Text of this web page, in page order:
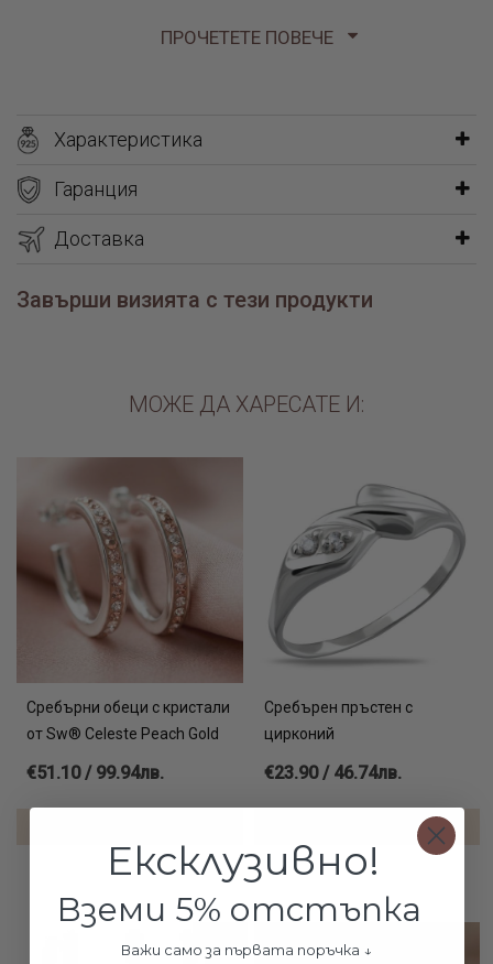
ПРОЧЕТЕТЕ ПОВЕЧЕ
Характеристика
Гаранция
Доставка
Завърши визията с тези продукти
МОЖЕ ДА ХАРЕСАТЕ И:
Сребърни обеци с кристали
от Sw® Celeste Peach Gold
€51.10 / 99.94лв.
Сребърен пръстен с
цирконий
€23.90 / 46.74лв.
ДОБАВИ В КОЛИЧКАТА
Ексклузивно!
Вземи 5% отстъпка
Важи само за първата поръчка ↓